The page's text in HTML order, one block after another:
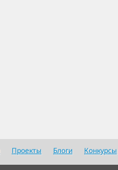
Проекты Блоги Конкурсы